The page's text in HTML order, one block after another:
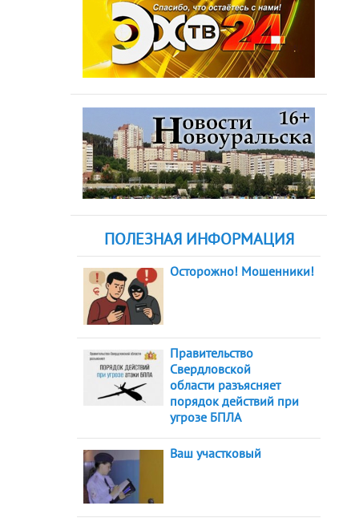
ПОЛЕЗНАЯ ИНФОРМАЦИЯ
Осторожно! Мошенники!
Правительство
Свердловской
области разъясняет
порядок действий при
угрозе БПЛА
Ваш участковый